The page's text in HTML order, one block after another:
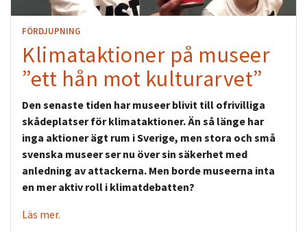
FÖRDJUPNING
Klimataktioner på museer
”ett hån mot kulturarvet”
Den senaste tiden har museer blivit till ofrivilliga
skådeplatser för klimataktioner. Än så länge har
inga aktioner ägt rum i Sverige, men stora och små
svenska museer ser nu över sin säkerhet med
anledning av attackerna. Men borde museerna inta
en mer aktiv roll i klimatdebatten?
Läs mer.